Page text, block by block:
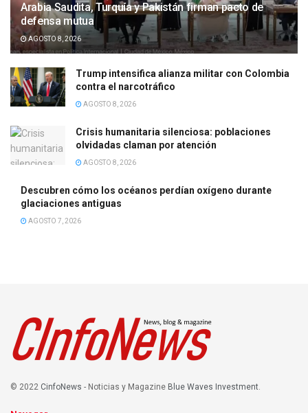
Arabia Saudita, Turquía y Pakistán firman pacto de
defensa mutua
AGOSTO 8, 2026
Trump intensifica alianza militar con Colombia
contra el narcotráfico
AGOSTO 8, 2026
Crisis humanitaria silenciosa: poblaciones
olvidadas claman por atención
AGOSTO 8, 2026
Descubren cómo los océanos perdían oxígeno durante
glaciaciones antiguas
AGOSTO 7, 2026
© 2022 CinfoNews - Noticias y Magazine Blue Waves Investment